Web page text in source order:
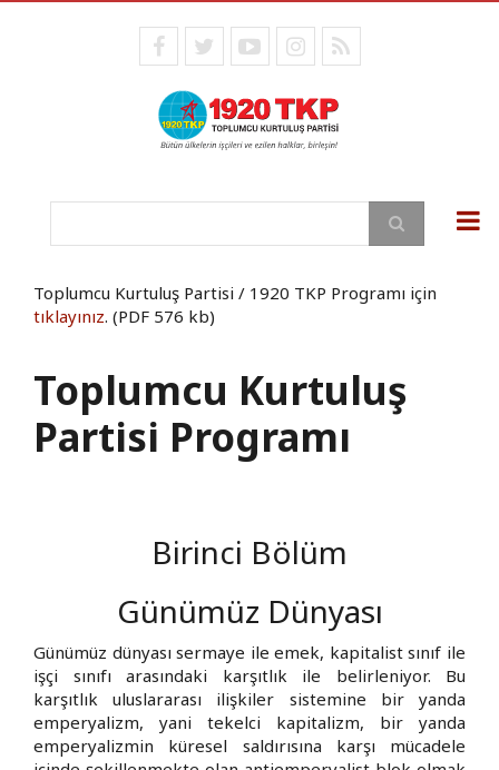
facebooktwitteryoutubeinstagram
RSS
Suche
Toplumcu Kurtuluş Partisi / 1920 TKP Programı için
tıklayınız. (PDF 576 kb)
Toplumcu Kurtuluş
Partisi Programı
Birinci Bölüm
Günümüz Dünyası
Günümüz dünyası sermaye ile emek, kapitalist sınıf ile
işçi sınıfı arasındaki karşıtlık ile belirleniyor. Bu
karşıtlık uluslararası ilişkiler sistemine bir yanda
emperyalizm, yani tekelci kapitalizm, bir yanda
emperyalizmin küresel saldırısına karşı mücadele